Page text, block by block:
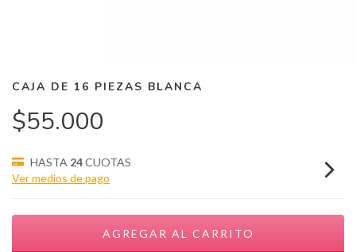
CAJA DE 16 PIEZAS BLANCA
$55.000
HASTA 24CUOTAS
Ver medios de pago